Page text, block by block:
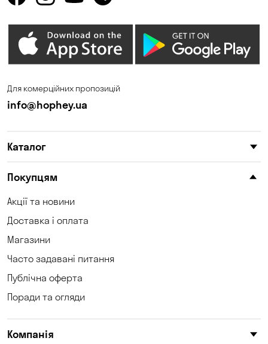
Для комерційних пропозицій
info@hophey.ua
Каталог
Покупцям
Акції та новини
Доставка і оплата
Магазини
Часто задавані питання
Публічна оферта
Поради та огляди
Компанія